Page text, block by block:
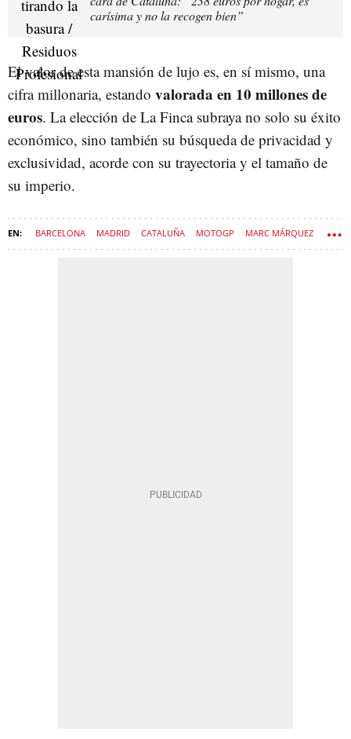
carísima y no la recogen bien”
El valor de esta mansión de lujo es, en sí mismo, una
cifra millonaria, estando valorada en 10 millones de
euros. La elección de La Finca subraya no solo su éxito
económico, sino también su búsqueda de privacidad y
exclusividad, acorde con su trayectoria y el tamaño de
su imperio.
BARCELONA MADRID CATALUÑA MOTOGP MARC MÁRQUEZ